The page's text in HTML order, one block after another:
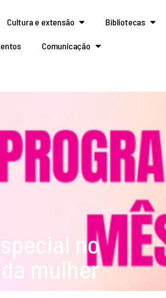
Cultura e extensão Bibliotecas
Comunicação
no
mulher